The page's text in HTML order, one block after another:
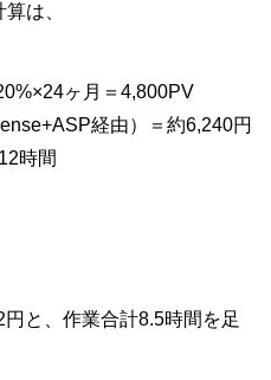
は、
ヶ月＝4,800PV
経由）＝約6,240円
時間
と、作業合計8.5時間を足